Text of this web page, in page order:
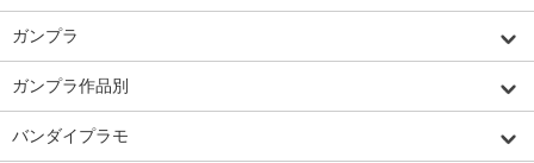
ガンプラ
ガンプラ作品別
バンダイプラモ